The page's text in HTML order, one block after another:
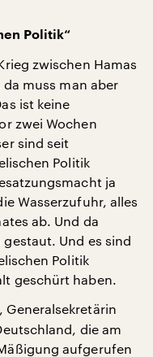
Politik“
zwischen Hamas
muss man aber
ist keine
zwei Wochen
sind seit
Politik
ja
Wasserzufuhr, alles
ab. Und da
Und es sind
Politik
geschürt haben.
Generalsekretärin
die am
aufgerufen